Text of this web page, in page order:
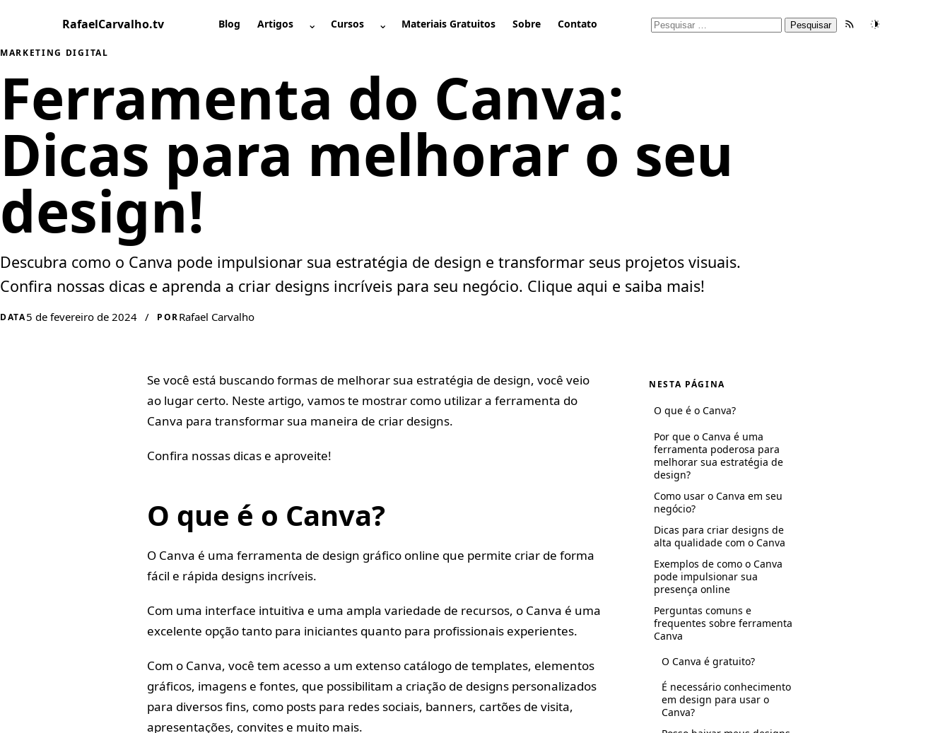
conteúdo
RafaelCarvalho.tv Blog Artigos Abrir submenu
⌄ Cursos Abrir submenu
⌄ Materiais Gratuitos Sobre Contato
Pesquisar
Feed RSSTema
MARKETING DIGITAL
Ferramenta do Canva:
Dicas para melhorar o seu
design!
Descubra como o Canva pode impulsionar sua estratégia de design e transformar seus projetos visuais.
Confira nossas dicas e aprenda a criar designs incríveis para seu negócio. Clique aqui e saiba mais!
DATA5 de fevereiro de 2024 / PORRafael Carvalho
Se você está buscando formas de melhorar sua estratégia de design, você veio
ao lugar certo. Neste artigo, vamos te mostrar como utilizar a ferramenta do
Canva para transformar sua maneira de criar designs.
Confira nossas dicas e aproveite!
O que é o Canva?
O Canva é uma ferramenta de design gráfico online que permite criar de forma
fácil e rápida designs incríveis.
Com uma interface intuitiva e uma ampla variedade de recursos, o Canva é uma
excelente opção tanto para iniciantes quanto para profissionais experientes.
Com o Canva, você tem acesso a um extenso catálogo de templates, elementos
gráficos, imagens e fontes, que possibilitam a criação de designs personalizados
para diversos fins, como posts para redes sociais, banners, cartões de visita,
apresentações, convites e muito mais.
NESTA PÁGINA
O que é o Canva?
Por que o Canva é uma
ferramenta poderosa para
melhorar sua estratégia de
design?
Como usar o Canva em seu
negócio?
Dicas para criar designs de
alta qualidade com o Canva
Exemplos de como o Canva
pode impulsionar sua
presença online
Perguntas comuns e
frequentes sobre ferramenta
Canva
O Canva é gratuito?
É necessário conhecimento
em design para usar o
Canva?